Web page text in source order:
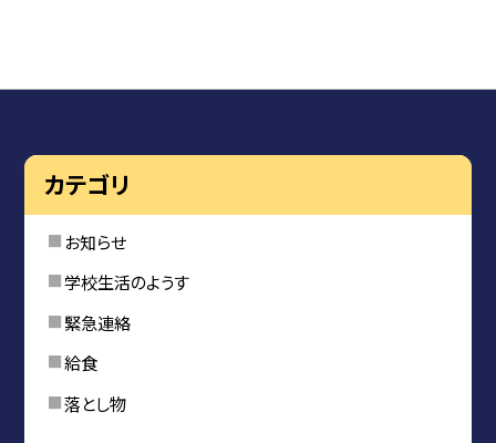
カテゴリ
お知らせ
学校生活のようす
緊急連絡
給食
落とし物